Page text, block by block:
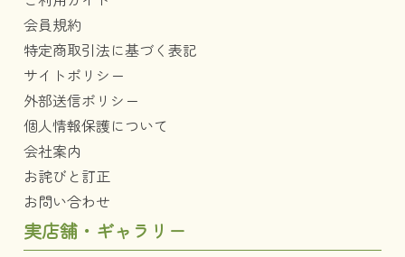
会員規約
特定商取引法に基づく表記
サイトポリシー
外部送信ポリシー
個人情報保護について
会社案内
お詫びと訂正
お問い合わせ
実店舗・ギャラリー